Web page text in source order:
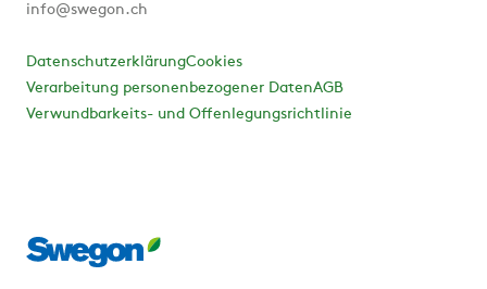
info@swegon.ch
DatenschutzerklärungCookies
Verarbeitung personenbezogener DatenAGB
Verwundbarkeits- und Offenlegungsrichtlinie